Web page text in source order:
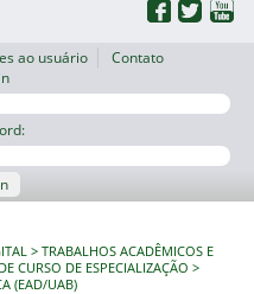
ao usuário
Contato
TRABALHOS ACADÊMICOS E
CURSO DE ESPECIALIZAÇÃO
(EAD/UAB)